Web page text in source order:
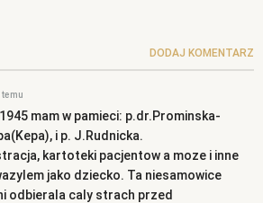
DODAJ KOMENTARZ
temu
mam w pamieci: p.dr.Prominska-
i p. J.Rudnicka.
kartoteki pacjentow a moze i inne
jako dziecko. Ta niesamowice
odbierala caly strach przed